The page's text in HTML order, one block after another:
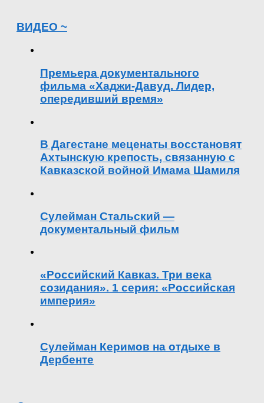
ВИДЕО ~
Премьера документального
фильма «Хаджи-Давуд. Лидер,
опередивший время»
В Дагестане меценаты восстановят
Ахтынскую крепость, связанную с
Кавказской войной Имама Шамиля
Сулейман Стальский —
документальный фильм
«Российский Кавказ. Три века
созидания». 1 серия: «Российская
империя»
Сулейман Керимов на отдыхе в
Дербенте